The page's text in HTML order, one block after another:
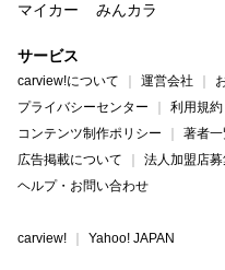
マイカー
みんカラ
サービス
carview!について 運営会社
プライバシーセンター
利用規約
コンテンツ制作ポリシー
著者
広告掲載について
法人加盟店
ヘルプ・お問い合わせ
carview! Yahoo! JAPAN